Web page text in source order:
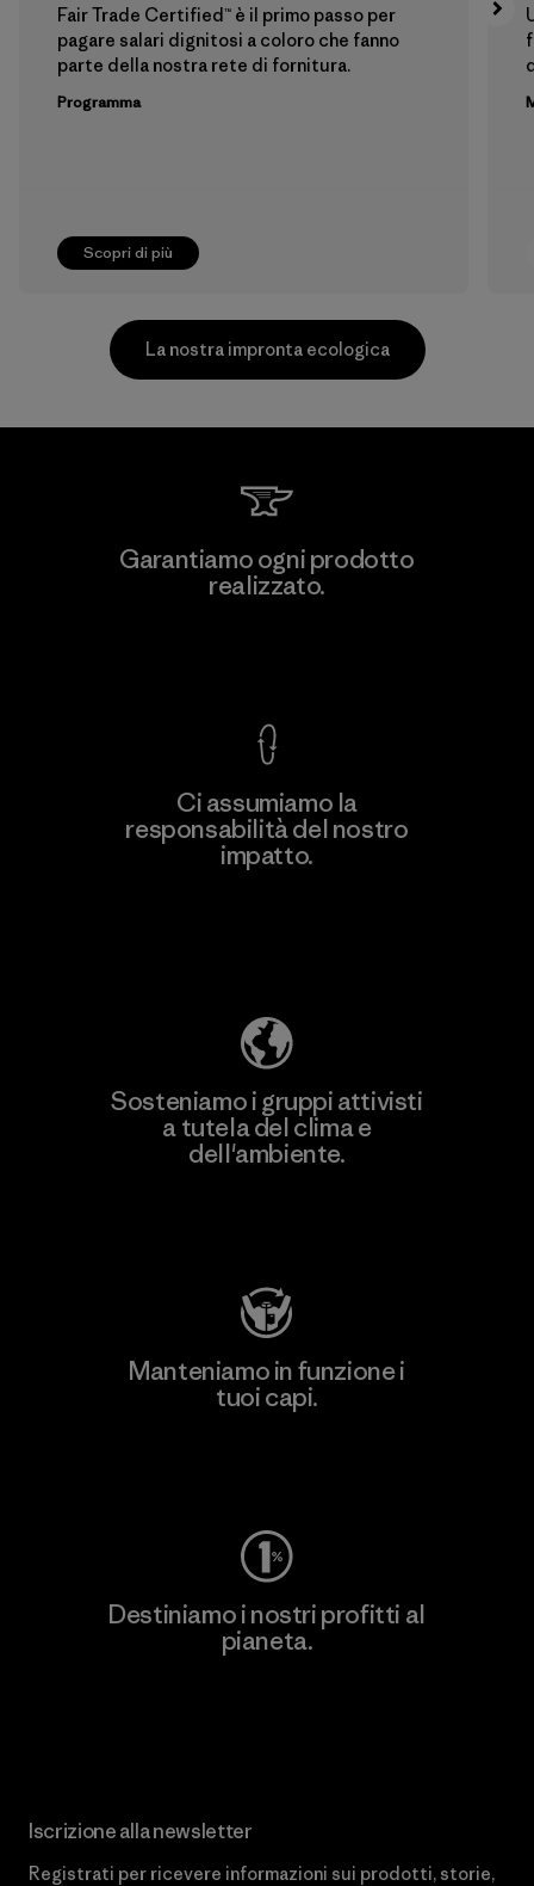
Scopri di più
Fair Trade Certified™ è il primo passo per
pagare salari dignitosi a coloro che fanno
parte della nostra rete di fornitura.
Programma
Scopri di più
Hirdaramani Industries (Pvt)
Ltd. - Kuruwita
La nostra impronta ecologica
Garantiamo ogni prodotto
realizzato.
Ci assumiamo la
responsabilità del nostro
impatto.
Sosteniamo i gruppi attivisti
a tutela del clima e
dell'ambiente.
Manteniamo in funzione i
tuoi capi.
Destiniamo i nostri profitti al
pianeta.
Iscrizione alla newsletter
Registrati per ricevere informazioni sui prodotti, storie,